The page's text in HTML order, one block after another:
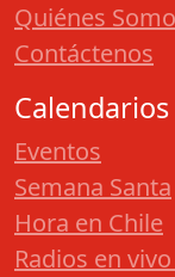
Quiénes
Contáctenos
Calendarios
Eventos
Semana Santa
Hora en Chile
Radios en vivo